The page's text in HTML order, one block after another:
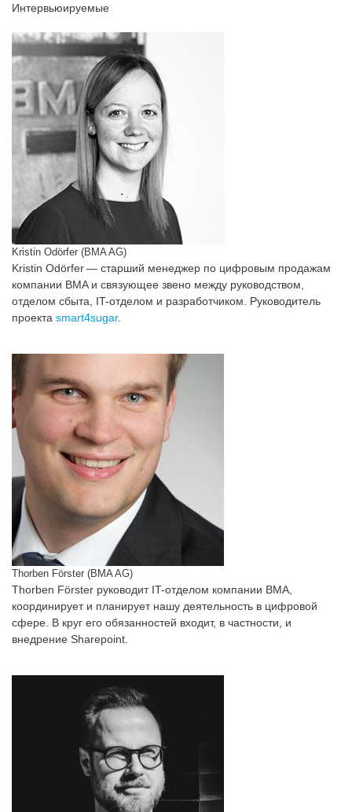
Интервьюируемые
Kristin Odörfer (BMA AG)
Kristin Odörfer — старший менеджер по цифровым продажам
компании BMA и связующее звено между руководством,
отделом сбыта, IT-отделом и разработчиком. Руководитель
проекта smart4sugar.
Thorben Förster (BMA AG)
Thorben Förster руководит IT-отделом компании BMA,
координирует и планирует нашу деятельность в цифровой
сфере. В круг его обязанностей входит, в частности, и
внедрение Sharepoint.